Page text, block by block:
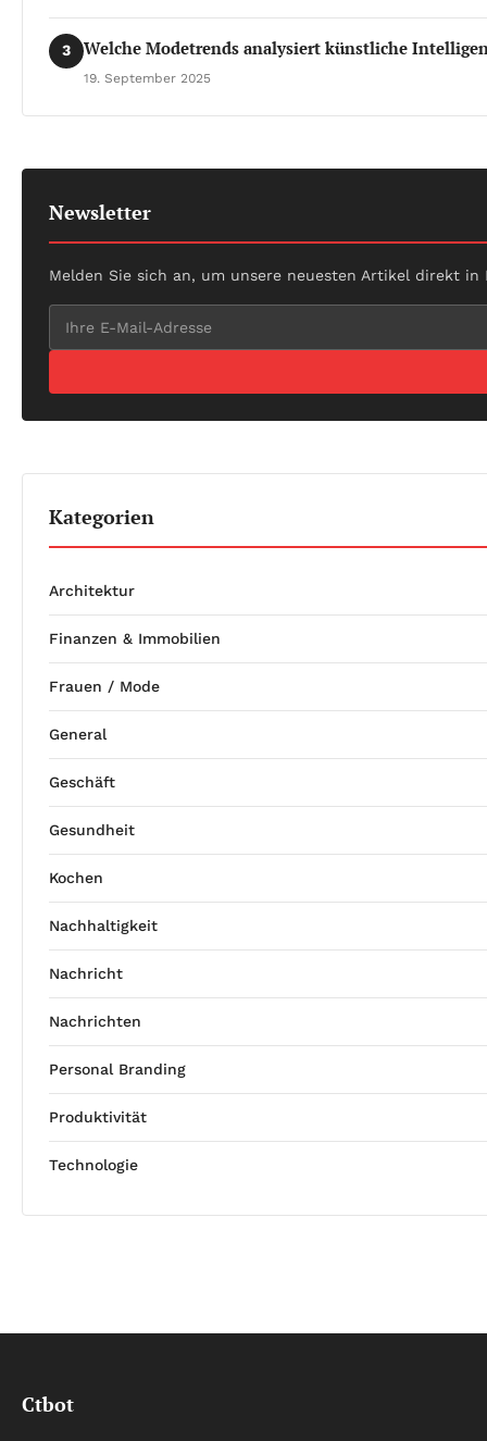
3 Welche Modetrends analysiert künstliche
19. September 2025
Newsletter
Melden Sie sich an, um unsere neuesten Artikel direkt
Kategorien
Architektur
Finanzen & Immobilien
Frauen / Mode
General
Geschäft
Gesundheit
Kochen
Nachhaltigkeit
Nachricht
Nachrichten
Personal Branding
Produktivität
Technologie
Ctbot